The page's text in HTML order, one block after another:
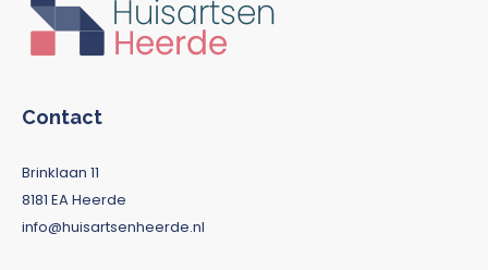
Contact
Brinklaan 11
8181 EA Heerde
info@huisartsenheerde.nl